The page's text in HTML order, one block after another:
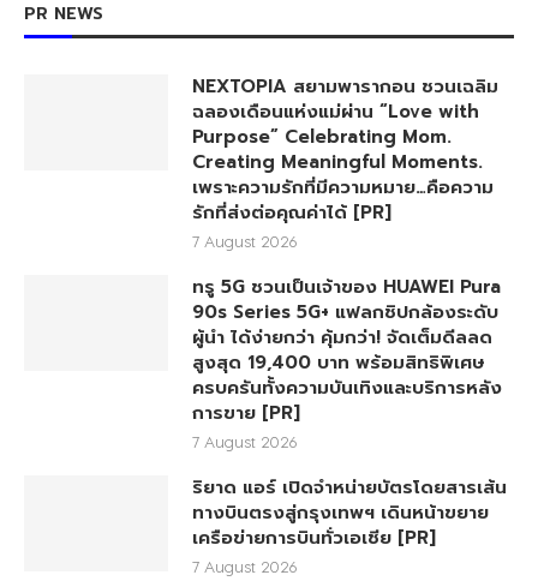
PR NEWS
NEXTOPIA สยามพารากอน ชวนเฉลิม
ฉลองเดือนแห่งแม่ผ่าน “Love with
Purpose” Celebrating Mom.
Creating Meaningful Moments.
เพราะความรักที่มีความหมาย…คือความ
รักที่ส่งต่อคุณค่าได้ [PR]
7 August 2026
ทรู 5G ชวนเป็นเจ้าของ HUAWEI Pura
90s Series 5G+ แฟลกชิปกล้องระดับ
ผู้นำ ได้ง่ายกว่า คุ้มกว่า! จัดเต็มดีลลด
สูงสุด 19,400 บาท พร้อมสิทธิพิเศษ
ครบครันทั้งความบันเทิงและบริการหลัง
การขาย [PR]
7 August 2026
ริยาด แอร์ เปิดจำหน่ายบัตรโดยสารเส้น
ทางบินตรงสู่กรุงเทพฯ เดินหน้าขยาย
เครือข่ายการบินทั่วเอเชีย [PR]
7 August 2026